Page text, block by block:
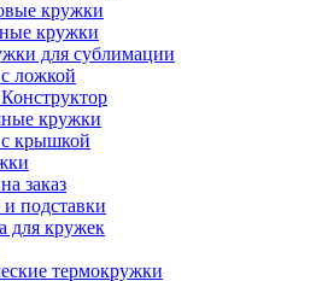
кружки
кружки
для сублимации
ложкой
кружки
крышкой
заказ
подставки
для кружек
термокружки